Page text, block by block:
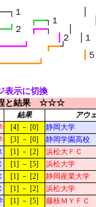
１　　　　　　　│
┏━━┐１　　　　│
２ ┏━━┐　　│
２　│１
┏━━┘
５
表示に切換
と結果 ☆☆☆
結果 アウ
[4] － [0] 静岡大学
[3] － [0] 静岡学園高校
[1] － [2] 浜松大ＦＣ
[1] － [5] 浜松大学
[1] － [2] 静岡産業大学
[1] － [2] 浜松大学
[1] － [5] 藤枝ＭＹＦＣ